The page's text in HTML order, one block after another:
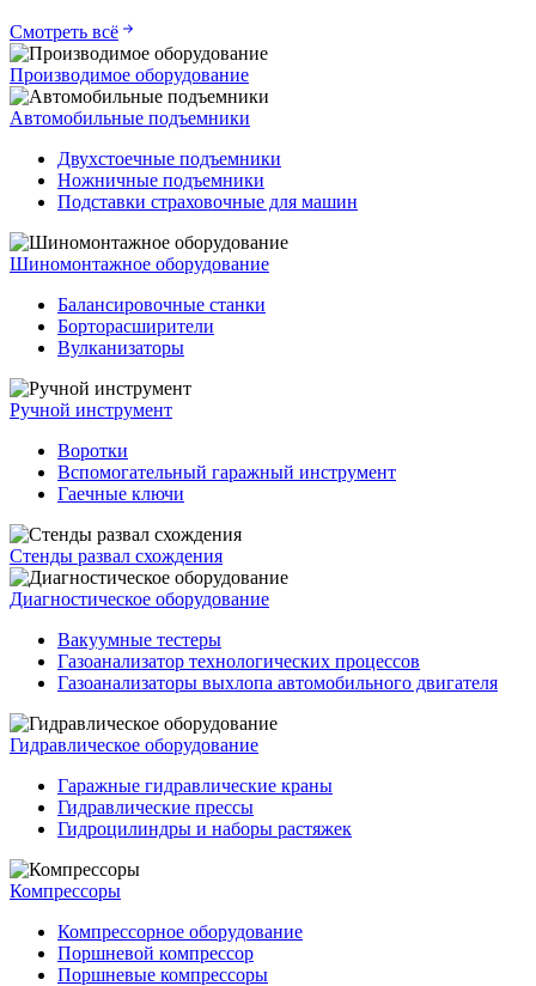
Смотреть всё
Производимое оборудование
Автомобильные подъемники
Двухстоечные подъемники
Ножничные подъемники
Подставки страховочные для машин
Шиномонтажное оборудование
Балансировочные станки
Борторасширители
Вулканизаторы
Ручной инструмент
Воротки
Вспомогательный гаражный инструмент
Гаечные ключи
Стенды развал схождения
Диагностическое оборудование
Вакуумные тестеры
Газоанализатор технологических процессов
Газоанализаторы выхлопа автомобильного двигателя
Гидравлическое оборудование
Гаражные гидравлические краны
Гидравлические прессы
Гидроцилиндры и наборы растяжек
Компрессоры
Компрессорное оборудование
Поршневой компрессор
Поршневые компрессоры